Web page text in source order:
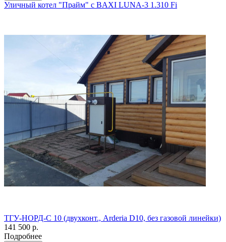
Уличный котел "Прайм" с BAXI LUNA-3 1.310 Fi
ТГУ-НОРД-С 10 (двухконт., Arderia D10, без газовой линейки)
141 500 р.
Подробнее